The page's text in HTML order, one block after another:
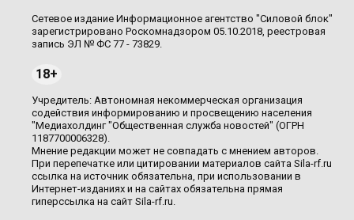
Сетевое издание Информационное агентство "Силовой блок"
зарегистрировано Роскомнадзором 05.10.2018, реестровая
запись ЭЛ № ФС 77 - 73829.
18+
Учредитель: Автономная некоммерческая организация
содействия информированию и просвещению населения
"Медиахолдинг "Общественная служба новостей" (ОГРН
1187700006328).
Мнение редакции может не совпадать с мнением авторов.
При перепечатке или цитировании материалов сайта Sila-rf.ru
ссылка на источник обязательна, при использовании в
Интернет-изданиях и на сайтах обязательна прямая
гиперссылка на сайт Sila-rf.ru.